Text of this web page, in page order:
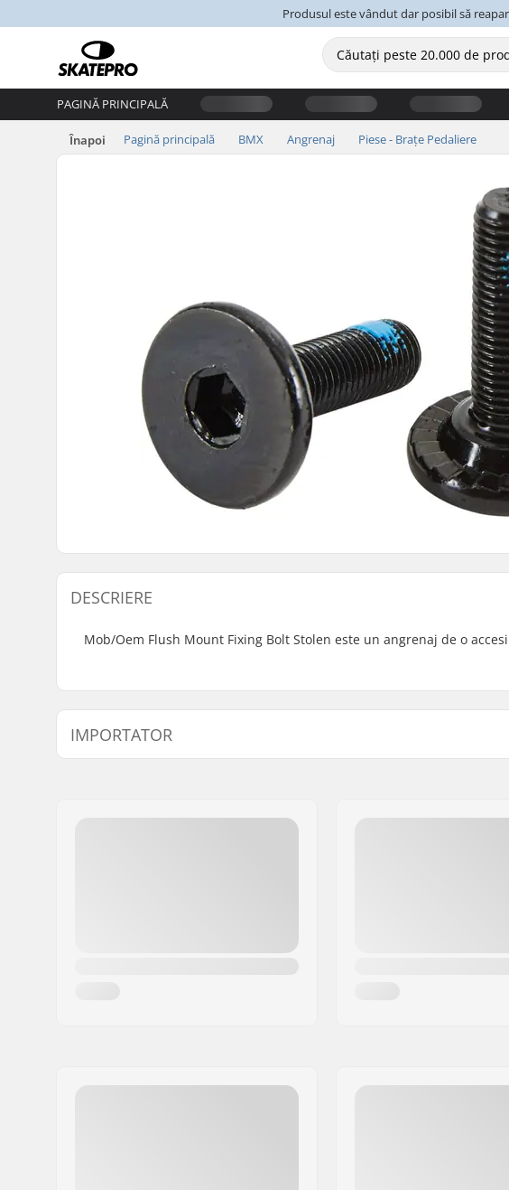
Produsul este vândut dar posibil să
PAGINĂ PRINCIPALĂ
Înapoi Pagină principală BMX Angrenaj Piese - Brațe Pedaliere
DESCRIERE
Mob/Oem Flush Mount Fixing Bolt Stolen este un angrenaj de o
IMPORTATOR